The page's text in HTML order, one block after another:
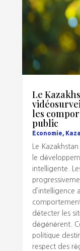
Le
les
public
Economie,
Le
le
intelligente.
d’intelligence
détecter les
dégénèrent.
politique
respect des